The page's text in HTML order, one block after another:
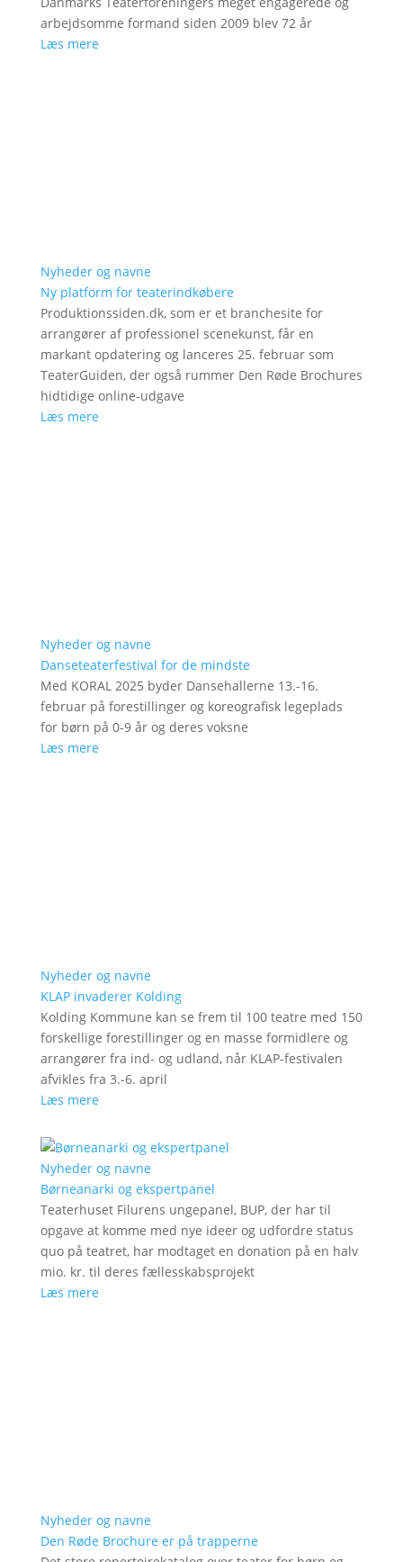
arbejdsomme formand siden 2009 blev 72 år
Læs mere
Nyheder og navne
Ny platform for teaterindkøbere
Produktionssiden.dk, som er et branchesite for
arrangører af professionel scenekunst, får en
markant opdatering og lanceres 25. februar som
TeaterGuiden, der også rummer Den Røde Brochures
hidtidige online-udgave
Læs mere
Nyheder og navne
Danseteaterfestival for de mindste
Med KORAL 2025 byder Dansehallerne 13.-16.
februar på forestillinger og koreografisk legeplads
for børn på 0-9 år og deres voksne
Læs mere
Nyheder og navne
KLAP invaderer Kolding
Kolding Kommune kan se frem til 100 teatre med 150
forskellige forestillinger og en masse formidlere og
arrangører fra ind- og udland, når KLAP-festivalen
afvikles fra 3.-6. april
Læs mere
Nyheder og navne
Børneanarki og ekspertpanel
Teaterhuset Filurens ungepanel, BUP, der har til
opgave at komme med nye ideer og udfordre status
quo på teatret, har modtaget en donation på en halv
mio. kr. til deres fællesskabsprojekt
Læs mere
Nyheder og navne
Den Røde Brochure er på trapperne